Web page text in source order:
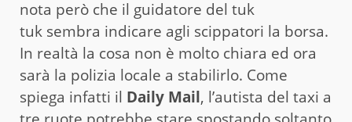
nota però che il guidatore del tuk
tuk sembra indicare agli scippatori la borsa.
In realtà la cosa non è molto chiara ed ora
sarà la polizia locale a stabilirlo. Come
spiega infatti il Daily Mail, l’autista del taxi a